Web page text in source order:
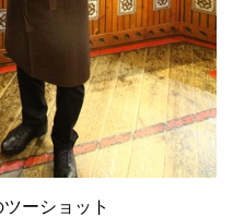
ーショット